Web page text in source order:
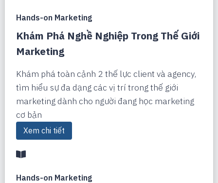
Hands-on Marketing
Khám Phá Nghề Nghiệp Trong Thế Giới
Marketing
Khám phá toàn cảnh 2 thế lực client và agency,
tìm hiểu sự đa dạng các vị trí trong thế giới
marketing dành cho người đang học marketing
cơ bản
Xem chi tiết
Hands-on Marketing